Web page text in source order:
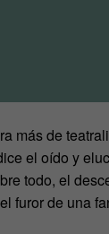
más de
el oído y
todo, el
furor de una